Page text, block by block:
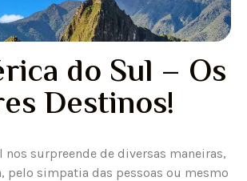
do Sul – Os
Destinos!
nos surpreende de diversas maneiras,
pelo simpatia das pessoas ou mesmo